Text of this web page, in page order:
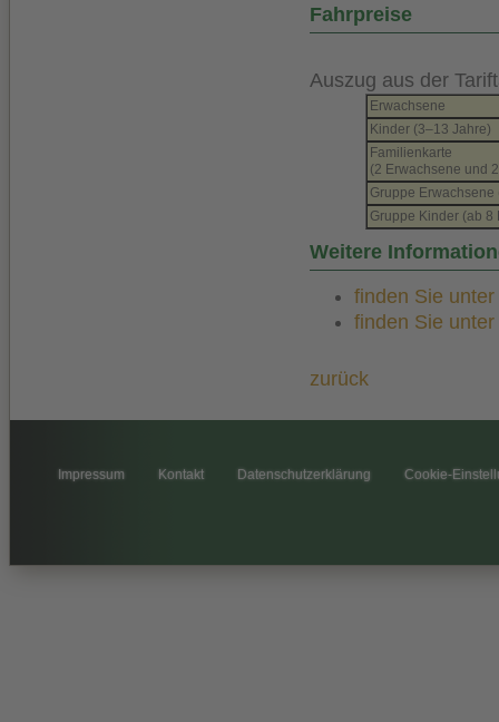
Fahrpreise
Auszug aus der
Erwachsene
Kinder (3–13 Jahre)
Familienkarte
(2 Erwachsene und
Gruppe
Gruppe Kinder (ab 8
Weitere
finden Sie
finden Sie
zurück
Impressum Kontakt Datenschutzerklärung Cookie-